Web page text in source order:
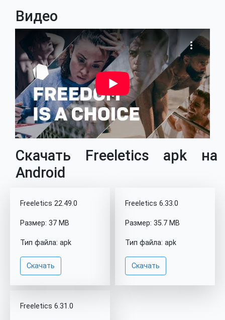
Видео
Скачать Freeletics apk на
Android
Freeletics 22.49.0
Размер: 37 MB
Тип файла: apk
Скачать
Freeletics 6.33.0
Размер: 35.7 MB
Тип файла: apk
Скачать
Freeletics 6.31.0